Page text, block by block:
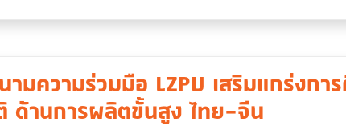
ามความร่วมมือ LZPU เสริมแกร่งกา
ด้านการผลิตขั้นสูง ไทย–จีน